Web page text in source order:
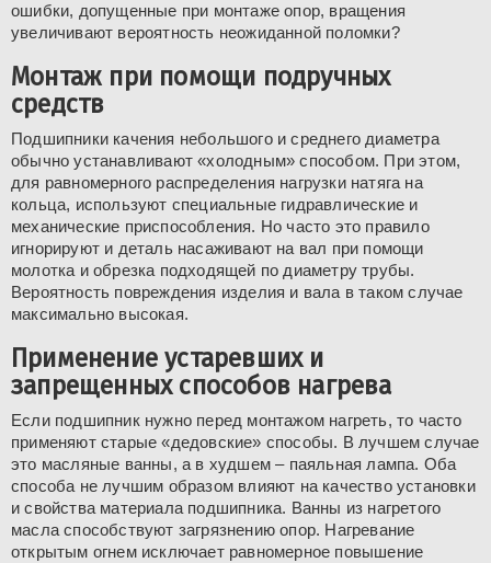
ошибки, допущенные при монтаже опор, вращения
увеличивают вероятность неожиданной поломки?
Монтаж при помощи подручных
средств
Подшипники качения небольшого и среднего диаметра
обычно устанавливают «холодным» способом. При этом,
для равномерного распределения нагрузки натяга на
кольца, используют специальные гидравлические и
механические приспособления. Но часто это правило
игнорируют и деталь насаживают на вал при помощи
молотка и обрезка подходящей по диаметру трубы.
Вероятность повреждения изделия и вала в таком случае
максимально высокая.
Применение устаревших и
запрещенных способов нагрева
Если подшипник нужно перед монтажом нагреть, то часто
применяют старые «дедовские» способы. В лучшем случае
это масляные ванны, а в худшем – паяльная лампа. Оба
способа не лучшим образом влияют на качество установки
и свойства материала подшипника. Ванны из нагретого
масла способствуют загрязнению опор. Нагревание
открытым огнем исключает равномерное повышение